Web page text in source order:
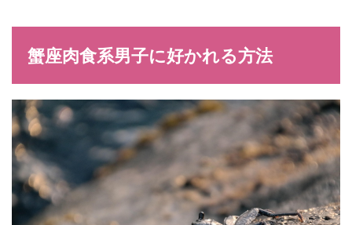
蟹座肉食系男子に好かれる方法